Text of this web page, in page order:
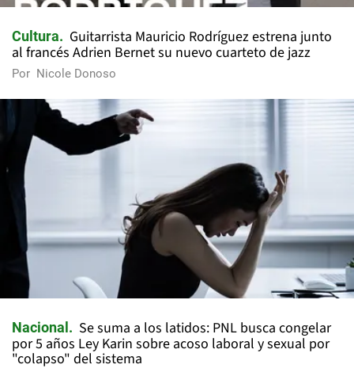
Cultura
Guitarrista Mauricio Rodríguez estrena junto
al francés Adrien Bernet su nuevo cuarteto de jazz
Por Nicole Donoso
Nacional
Se suma a los latidos: PNL busca congelar
por 5 años Ley Karin sobre acoso laboral y sexual por
"colapso" del sistema